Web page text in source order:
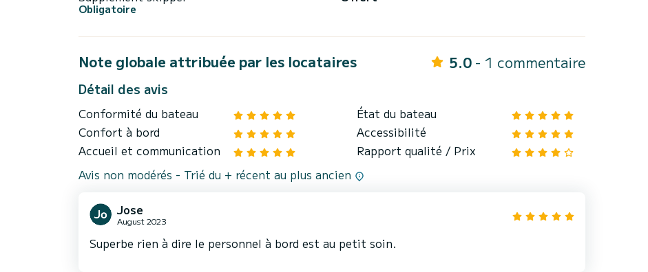
Obligatoire
Note globale attribuée par les locataires 5.0 - 1 commentaire
Détail des avis
Conformité du bateau
État du bateau
Confort à bord
Accessibilité
Accueil et communication
Rapport qualité / Prix
Avis non modérés - Trié du + récent au plus ancien
Jose
August 2023
Superbe rien à dire le personnel à bord est au petit soin.